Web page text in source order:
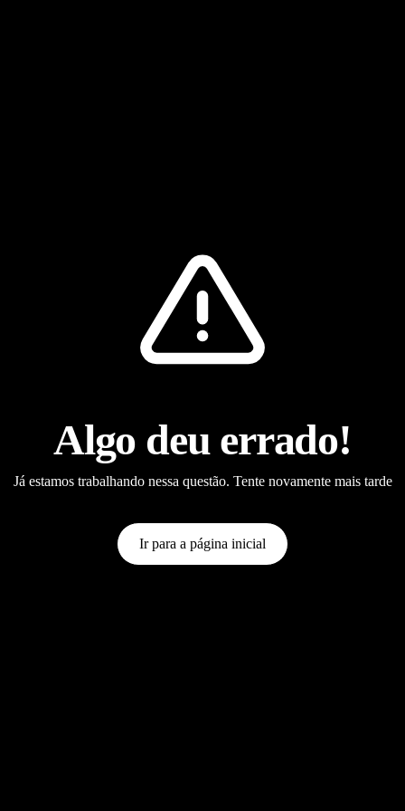
Algo deu errado!
Já estamos trabalhando nessa questão. Tente novamente mais tarde
Ir para a página inicial